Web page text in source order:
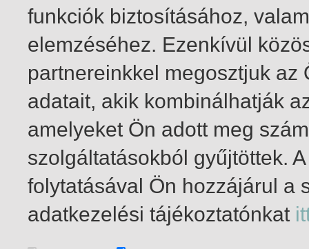
1-2 / total 2 hit
funkciók biztosításához,
elemzéséhez. Ezenkívül
partnereinkkel megosztjuk
adatait, akik kombinálhatják
amelyeket Ön adott meg
szolgáltatásokból gyűjtöttek.
folytatásával Ön hozzájárul a
adatkezelési tájékoztatónkat